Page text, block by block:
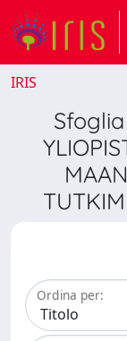
IRIS
Ordina per: